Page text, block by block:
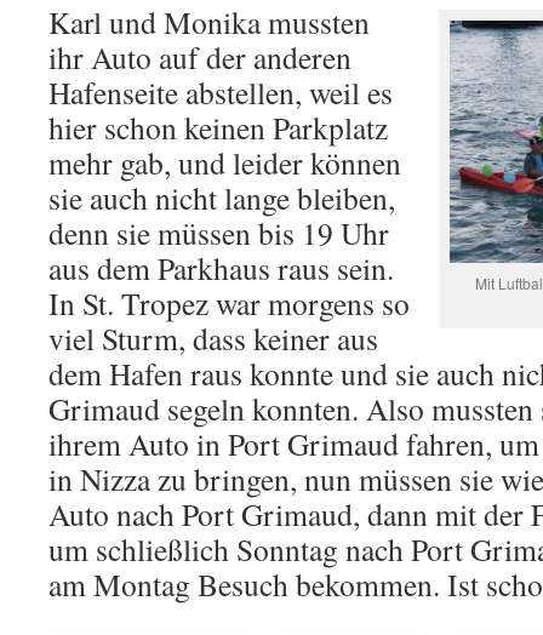
Mit
Karl und Monika mussten
ihr Auto auf der anderen
Hafenseite abstellen, weil es
hier schon keinen Parkplatz
mehr gab, und leider können
sie auch nicht lange bleiben,
denn sie müssen bis 19 Uhr
aus dem Parkhaus raus sein.
In St. Tropez war morgens so
viel Sturm, dass keiner aus
dem Hafen raus konnte und sie auch
Grimaud segeln konnten. Also
ihrem Auto in Port Grimaud fahren,
in Nizza zu bringen, nun müssen sie
Auto nach Port Grimaud, dann mit der
um schließlich Sonntag nach Port
am Montag Besuch bekommen. Ist